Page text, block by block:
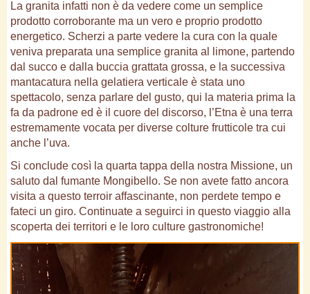
La granita infatti non è da vedere come un semplice
prodotto corroborante ma un vero e proprio prodotto
energetico. Scherzi a parte vedere la cura con la quale
veniva preparata una semplice granita al limone, partendo
dal succo e dalla buccia grattata grossa, e la successiva
mantacatura nella gelatiera verticale è stata uno
spettacolo, senza parlare del gusto, qui la materia prima la
fa da padrone ed è il cuore del discorso, l’Etna è una terra
estremamente vocata per diverse colture frutticole tra cui
anche l’uva.
Si conclude così la quarta tappa della nostra Missione, un
saluto dal fumante Mongibello. Se non avete fatto ancora
visita a questo terroir affascinante, non perdete tempo e
fateci un giro. Continuate a seguirci in questo viaggio alla
scoperta dei territori e le loro culture gastronomiche!